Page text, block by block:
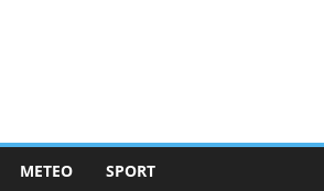
METEO SPORT